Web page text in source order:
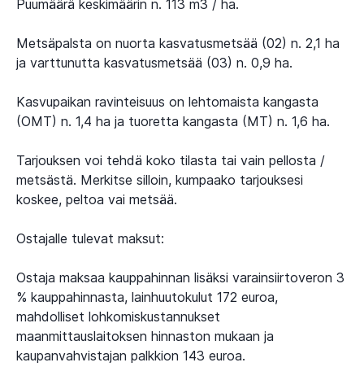
Puumäärä keskimäärin n. 113 m3 / ha.
Metsäpalsta on nuorta kasvatusmetsää (02) n. 2,1 ha
ja varttunutta kasvatusmetsää (03) n. 0,9 ha.
Kasvupaikan ravinteisuus on lehtomaista kangasta
(OMT) n. 1,4 ha ja tuoretta kangasta (MT) n. 1,6 ha.
Tarjouksen voi tehdä koko tilasta tai vain pellosta /
metsästä. Merkitse silloin, kumpaako tarjouksesi
koskee, peltoa vai metsää.
Ostajalle tulevat maksut:
Ostaja maksaa kauppahinnan lisäksi varainsiirtoveron 3
% kauppahinnasta, lainhuutokulut 172 euroa,
mahdolliset lohkomiskustannukset
maanmittauslaitoksen hinnaston mukaan ja
kaupanvahvistajan palkkion 143 euroa.